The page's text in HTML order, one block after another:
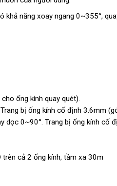
khả năng xoay ngang 0~355°,
ống kính quay quét).
bị ống kính cố định 3.6mm
dọc 0~90°. Trang bị ống kính cố
trên cả 2 ống kính, tầm xa 30m